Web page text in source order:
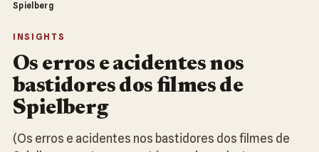
Spielberg
INSIGHTS
Os erros e acidentes nos
bastidores dos filmes de
Spielberg
(Os erros e acidentes nos bastidores dos filmes de